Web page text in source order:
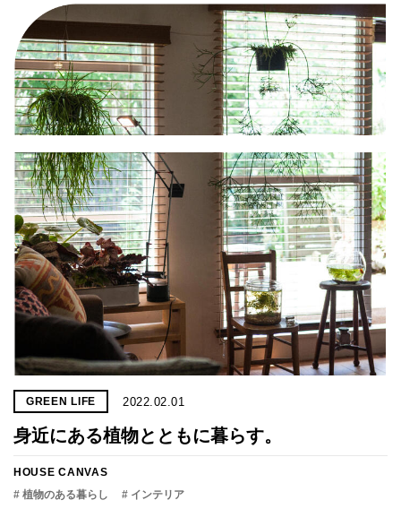
GREEN LIFE 2022.02.01
身近にある植物とともに暮らす。
HOUSE CANVAS
# 植物のある暮らし
# インテリア